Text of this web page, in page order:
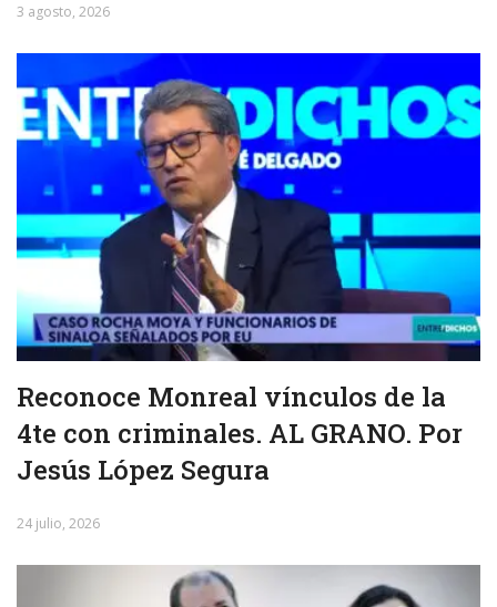
3 agosto, 2026
Reconoce Monreal vínculos de la
4te con criminales. AL GRANO. Por
Jesús López Segura
24 julio, 2026